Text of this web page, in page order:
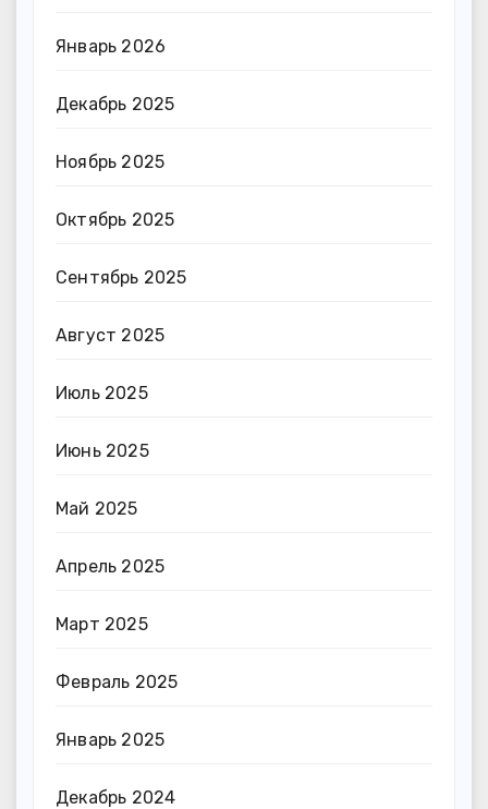
Январь 2026
Декабрь 2025
Ноябрь 2025
Октябрь 2025
Сентябрь 2025
Август 2025
Июль 2025
Июнь 2025
Май 2025
Апрель 2025
Март 2025
Февраль 2025
Январь 2025
Декабрь 2024